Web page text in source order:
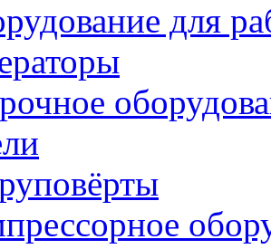
для